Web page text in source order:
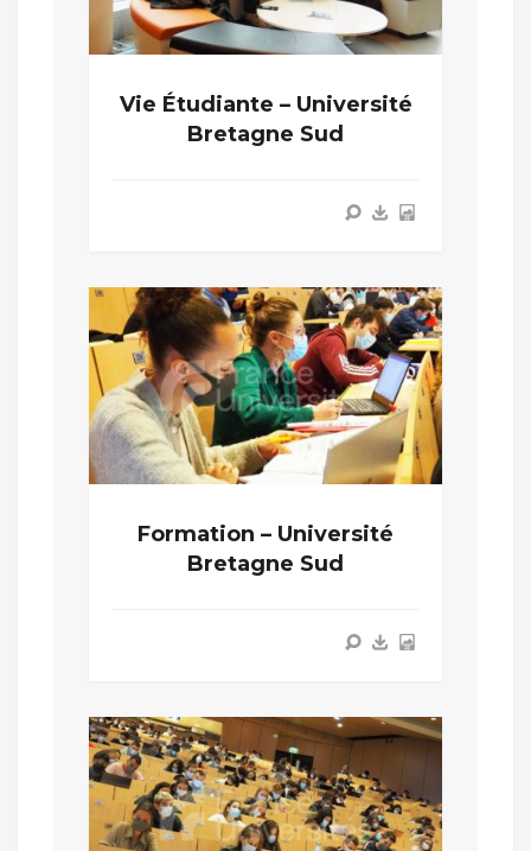
Vie Étudiante – Université
Bretagne Sud
Formation – Université
Bretagne Sud